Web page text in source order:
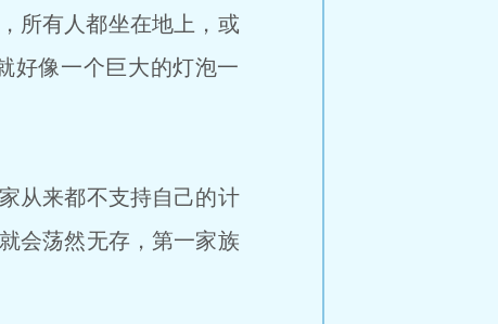
所有人都坐在地上，或
好像一个巨大的灯泡一
从来都不支持自己的计
会荡然无存，第一家族